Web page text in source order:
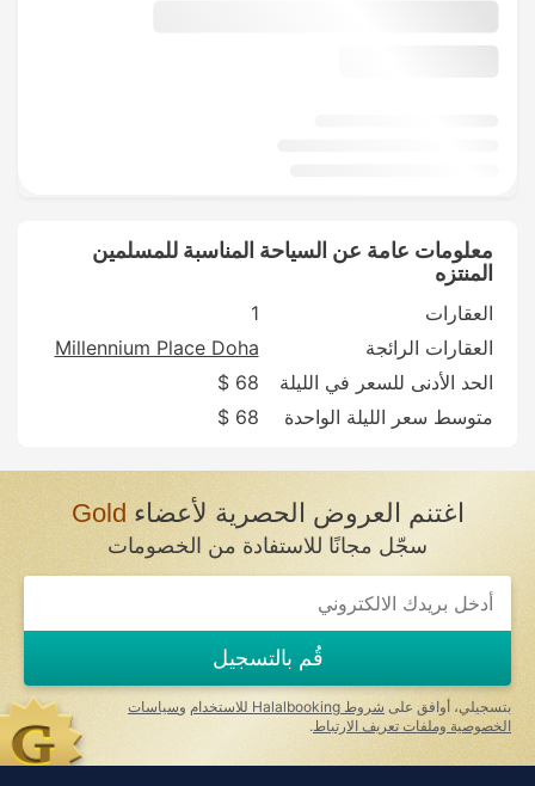
معلومات عامة عن السياحة المناسبة للمسلمين
المنتزه
العقارات
1
العقارات الرائجة
Millennium Place Doha
الحد الأدنى للسعر في الليلة
68 $
متوسط سعر الليلة الواحدة
68 $
اغتنم العروض الحصرية لأعضاءGold
سجّل مجانًا للاستفادة من الخصومات
قُم بالتسجيل
بتسجيلي، أوافق على شروط Halalbooking للاستخدام وسياسات
الخصوصية وملفات تعريف الارتباط .